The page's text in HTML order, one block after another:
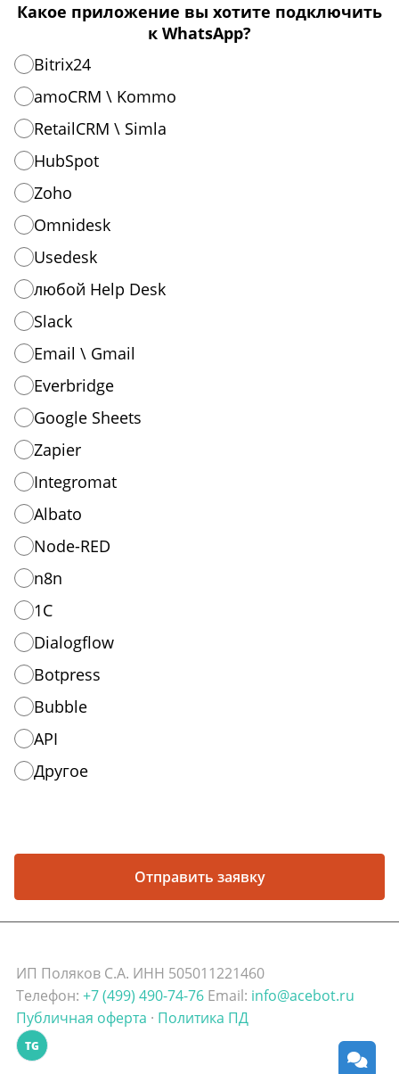
Какое приложение вы хотите подключить
к WhatsApp?
Bitrix24
amoCRM \ Kommo
RetailCRM \ Simla
HubSpot
Zoho
Omnidesk
Usedesk
любой Help Desk
Slack
Email \ Gmail
Everbridge
Google Sheets
Zapier
Integromat
Albato
Node-RED
n8n
1C
Dialogflow
Botpress
Bubble
API
Другое
Отправить заявку
ИП Поляков С.А. ИНН 505011221460
Телефон: +7 (499) 490-74-76 Email: info@acebot.ru
Публичная оферта · Политика ПД
TG